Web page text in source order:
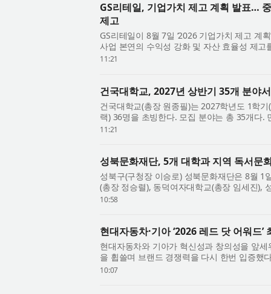
GS리테일, 기업가치 제고 계획 발표…
제고
GS리테일이 8월 7일 ‘2026 기업가치 제고 계
사업 본연의 수익성 강화 및 자산 효율성 제
를 제고하고 주주환원 정책을 강화한다는 것
11:21
건국대학교, 2027년 상반기 35개 분야
건국대학교(총장 원종필)는 2027학년도 1학
랙) 36명을 초빙한다. 모집 분야는 총 35개다.
에서 인공지능커뮤니케이션/저널리즘 분야 신
11:21
성북문화재단, 5개 대학과 지역 독서문
성북구(구청장 이승로) 성북문화재단은 8월 1
(총장 정승렬), 동덕여자대학교(총장 임세진),
(총장 이창원)와 지역 독서문화 확산을 위한 협
10:58
현대자동차·기아 ‘2026 레드 닷 어워드
현대자동차와 기아가 혁신성과 창의성을 앞
을 휩쓸며 브랜드 경쟁력을 다시 한번 입증했
드: 브랜드 & 커뮤니케이션 디자인 부문(Red
10:07